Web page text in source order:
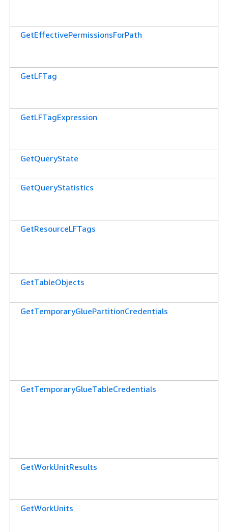
GetEffectivePermissionsForPath
GetLFTag
GetLFTagExpression
GetQueryState
GetQueryStatistics
GetResourceLFTags
GetTableObjects
GetTemporaryGluePartitionCredentials
GetTemporaryGlueTableCredentials
GetWorkUnitResults
GetWorkUnits